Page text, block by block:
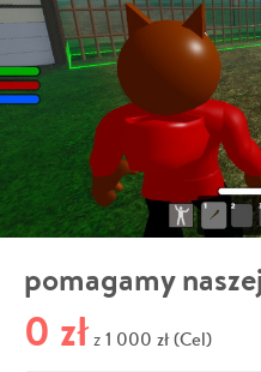
pomagamy
0 zł z 1 000 zł (Cel)